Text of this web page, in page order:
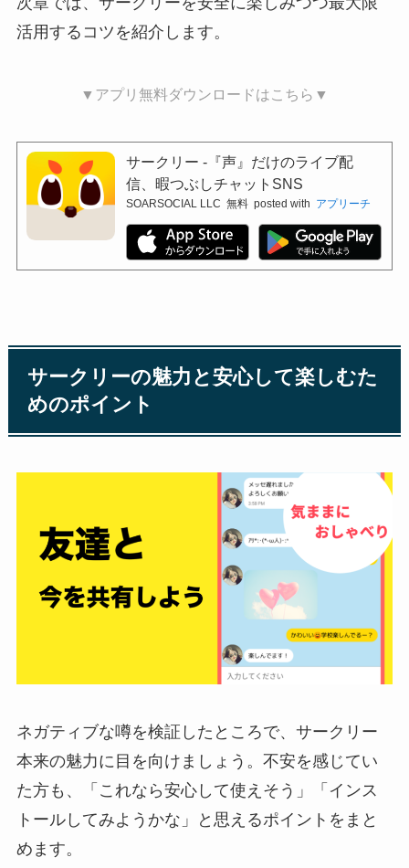
活用するコツを紹介します。
▼アプリ無料ダウンロードはこちら▼
サークリー -『声』だけのライブ配
信、暇つぶしチャットSNS
SOARSOCIAL LLC 無料 posted with アプリーチ
サークリーの魅力と安心して楽しむた
めのポイント
ネガティブな噂を検証したところで、サークリー
本来の魅力に目を向けましょう。不安を感じてい
た方も、「これなら安心して使えそう」「インス
トールしてみようかな」と思えるポイントをまと
めます。